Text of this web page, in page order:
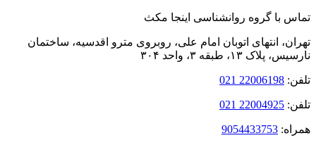
با گروه روانشناسی اینجا مکث
انتهای اتوبان امام‌ علی، روبروی مترو اقدسیه، ساختمان
۱۳، طبقه ۳، واحد ۳۰۴
22006198 021
22004925 021
9054433753